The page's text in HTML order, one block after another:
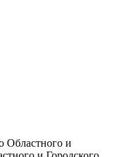
Областного и